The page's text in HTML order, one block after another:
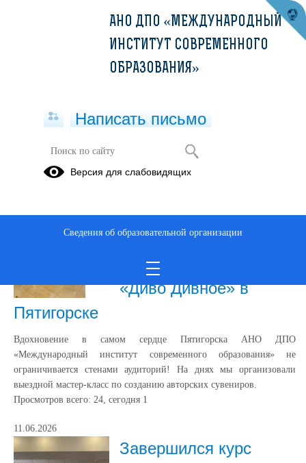
Публикации за Июнь 2026
Выездной мастер-
класс АНО ДПО
«МИСО» в магазине
«Диво Дивное» в
Пятигорске
Вдохновение в самом сердце Пятигорска АНО ДПО
«Международный институт современного образования» не
ограничивается стенами аудиторий! На днях мы организовали
выездной мастер-класс по созданию авторских сувениров.
Просмотров всего: 24, сегодня 1
11.06.2026
Завершился курс
АНО ДПО «МЕЖДУНАРОДНЫЙ
ИНСТИТУТ СОВРЕМЕННОГО
ОБРАЗОВАНИЯ»
Написать письмо
Версия для слабовидящих
Сведения об образовательной организации